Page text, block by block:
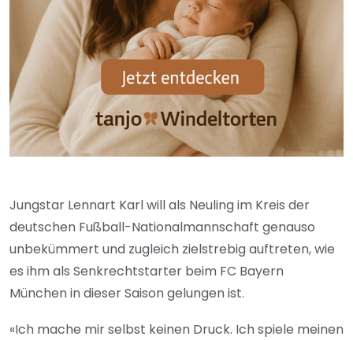
Jungstar Lennart Karl will als Neuling im Kreis der
deutschen Fußball-Nationalmannschaft genauso
unbekümmert und zugleich zielstrebig auftreten, wie
es ihm als Senkrechtstarter beim FC Bayern
München in dieser Saison gelungen ist.
«Ich mache mir selbst keinen Druck. Ich spiele meinen